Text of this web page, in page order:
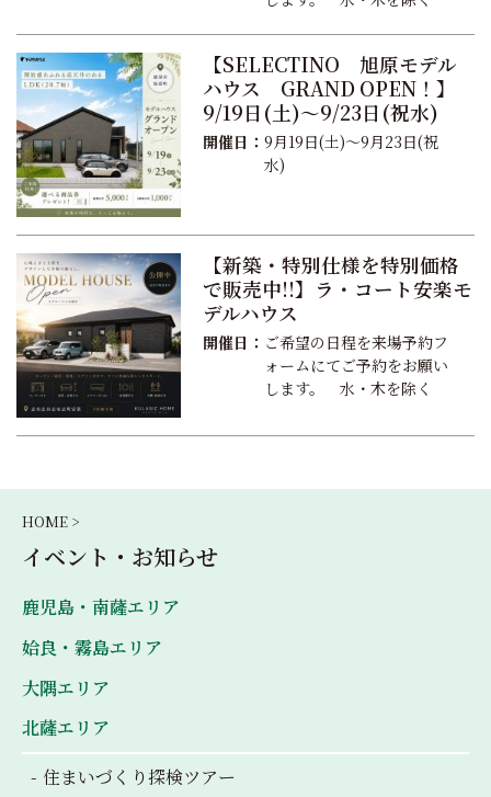
【SELECTINO 旭原モデル
ハウス GRAND OPEN！】
9/19日(土)～9/23日(祝水)
開催日： 9月19日(土)～9月23日(祝
水)
【新築・特別仕様を特別価格
で販売中!!】ラ・コート安楽モ
デルハウス
開催日： ご希望の日程を来場予約フ
ォームにてご予約をお願い
します。 水・木を除く
HOME >
イベント・お知らせ
鹿児島・南薩エリア
姶良・霧島エリア
大隅エリア
北薩エリア
住まいづくり探検ツアー